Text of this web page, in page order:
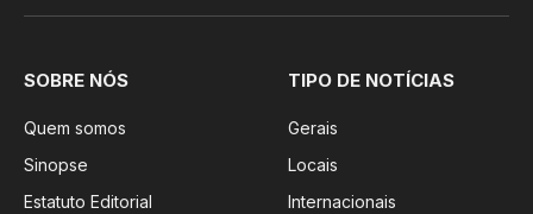
SOBRE NÓS
Quem somos
Sinopse
Estatuto Editorial
TIPO DE NOTÍCIAS
Gerais
Locais
Internacionais